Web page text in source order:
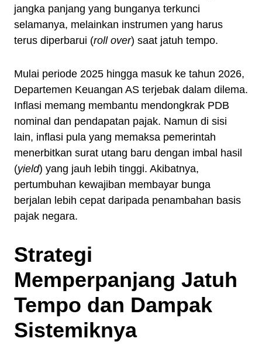
jangka panjang yang bunganya terkunci
selamanya, melainkan instrumen yang harus
terus diperbarui (roll over) saat jatuh tempo.
Mulai periode 2025 hingga masuk ke tahun 2026,
Departemen Keuangan AS terjebak dalam dilema.
Inflasi memang membantu mendongkrak PDB
nominal dan pendapatan pajak. Namun di sisi
lain, inflasi pula yang memaksa pemerintah
menerbitkan surat utang baru dengan imbal hasil
(yield) yang jauh lebih tinggi. Akibatnya,
pertumbuhan kewajiban membayar bunga
berjalan lebih cepat daripada penambahan basis
pajak negara.
Strategi
Memperpanjang Jatuh
Tempo dan Dampak
Sistemiknya